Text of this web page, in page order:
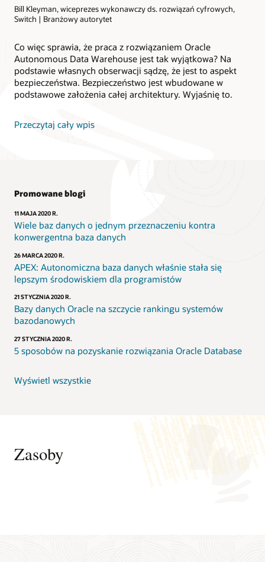
Bill Kleyman, wiceprezes wykonawczy ds. rozwiązań cyfrowych,
Switch | Branżowy autorytet
Co więc sprawia, że praca z rozwiązaniem Oracle
Autonomous Data Warehouse jest tak wyjątkowa? Na
podstawie własnych obserwacji sądzę, że jest to aspekt
bezpieczeństwa. Bezpieczeństwo jest wbudowane w
podstawowe założenia całej architektury. Wyjaśnię to.
Przeczytaj cały wpis
Promowane blogi
11 MAJA 2020 R.
Wiele baz danych o jednym przeznaczeniu kontra
konwergentna baza danych
26 MARCA 2020 R.
APEX: Autonomiczna baza danych właśnie stała się
lepszym środowiskiem dla programistów
21 STYCZNIA 2020 R.
Bazy danych Oracle na szczycie rankingu systemów
bazodanowych
27 STYCZNIA 2020 R.
5 sposobów na pozyskanie rozwiązania Oracle Database
Wyświetl wszystkie
Zasoby